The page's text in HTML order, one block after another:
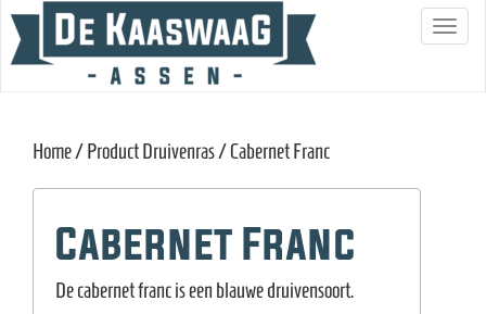
S
Home/ Product Druivenras / Cabernet Franc
Cabernet Franc
De cabernet franc is een blauwe druivensoort.